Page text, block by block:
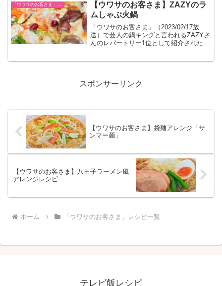
「ウワサのお客さま」レシピ一覧
【ウワサのお客さま】ZAZYのラ
ムしゃぶ火鍋
「ウワサのお客さま」（2023/02/17放
送）で芸人の鍋キングと言われるZAZYさ
んのレパートリー1位として紹介された鍋
スポンサーリンク
【ウワサのお客さま】袋麺アレンジ「サ
ンマー麺」
【ウワサのお客さま】八王子ラーメン風
アレンジレシピ
ホーム 「ウワサのお客さま」レシピ一覧
テレビ飯レシピ